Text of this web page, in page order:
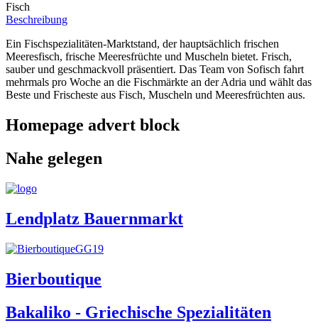
Fisch
Beschreibung
Ein Fischspezialitäten-Marktstand, der hauptsächlich frischen
Meeresfisch, frische Meeresfrüchte und Muscheln bietet. Frisch,
sauber und geschmackvoll präsentiert. Das Team von Sofisch fahrt
mehrmals pro Woche an die Fischmärkte an der Adria und wählt das
Beste und Frischeste aus Fisch, Muscheln und Meeresfrüchten aus.
Homepage advert block
Nahe gelegen
Lendplatz Bauernmarkt
Bierboutique
Bakaliko - Griechische Spezialitäten